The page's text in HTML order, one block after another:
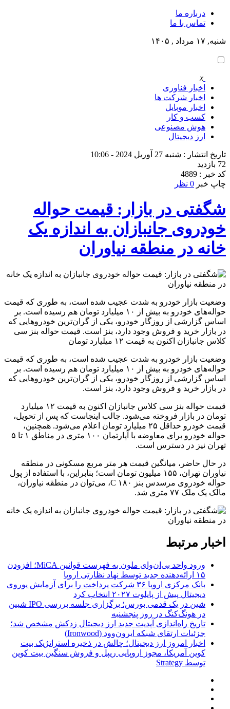
درباره ما
تماس با ما
شنبه, ۱۷ مرداد , ۱۴۰۵
x
اخبار فناوری
اخبار شرکت ها
اخبار موبایل
کسب و کار
هوش مصنوعی
ارز دیجیتال
تاریخ انتشار : شنبه 27 آوریل 2024 - 10:06
72 بازدید
کد خبر : 4889
چاپ خبر 0 نظر
شگفتی در بازار: قیمت حواله
خودروی جانبازان به اندازه یک
خانه در منطقه نیاوران
وضعیت بازار خودرو به شدت عجیب شده است، به طوری که قیمت
حواله‌های خودرو به بیش از ۱۰ میلیارد تومان هم رسیده است. بر
اساس گزارشی از روزگار خودرو، یکی از گران‌ترین خودروهایی که
در بازار خرید و فروش وجود دارد، بنز است. قیمت حواله بنز سی
کلاس جانبازان اکنون به قیمت ۱۲ میلیارد تومان
وضعیت بازار خودرو به شدت عجیب شده است، به طوری که قیمت
حواله‌های خودرو به بیش از ۱۰ میلیارد تومان هم رسیده است. بر
اساس گزارشی از روزگار خودرو، یکی از گران‌ترین خودروهایی که
در بازار خرید و فروش وجود دارد، بنز است.
قیمت حواله بنز سی کلاس جانبازان اکنون به قیمت ۱۲ میلیارد
تومان در بازار فروخته می‌شود. جالب اینجاست که پس از تحویل،
قیمت خودرو حداقل ۲۵ میلیارد تومان اعلام می‌شود. همچنین،
حواله خودرو برای معاوضه با آپارتمان ۱۰۰ متری در مناطق ۱ تا ۵
تهران نیز در دسترس است.
در حال حاضر، میانگین قیمت هر متر مربع مسکونی در منطقه
نیاوران تهران، ۱۵۵ میلیون تومان است؛ بنابراین، با استفاده از پول
حواله خودروی مرسدس بنز C ۱۸۰، می‌توان در منطقه نیاوران،
مالک یک ملک ۷۷ متری شد.
اخبار مرتبط
ورود واحد بی‌ان‌وای ملون به فهرست قوانین MiCA؛ افزودن
۱۵ ارائه‌دهنده جدید توسط نهاد نظارتی اروپا
بانک مرکزی اروپا ۳۶ شرکت پرداخت را برای آزمایش یوروی
دیجیتال پیش از پایلوت ۲۰۲۷ انتخاب کرد
شین در یک قدمی بورس؛ برگزاری جلسه بررسی IPO شیین
در هونگ‌کنگ در روز پنجشنبه
تاریخ راه‌اندازی آپدیت جدید ارز دیجیتال زدکش مشخص شد؛
جزئیات ارتقای شبکه ایرون‌وود (Ironwood)
اخبار امروز ارز دیجیتال؛ چالش در ذخیره استراتژیک بیت
کوین آمریکا، مجوز اروپایی ریپل و فروش سنگین بیت کوین
توسط Strategy